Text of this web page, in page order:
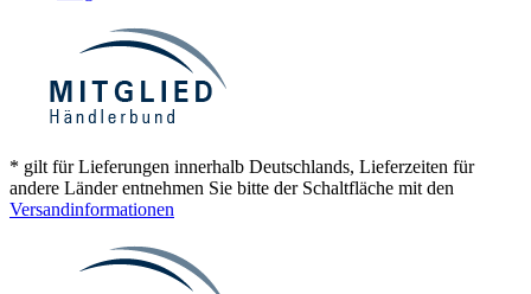
* gilt für Lieferungen innerhalb Deutschlands, Lieferzeiten für
andere Länder entnehmen Sie bitte der Schaltfläche mit den
Versandinformationen